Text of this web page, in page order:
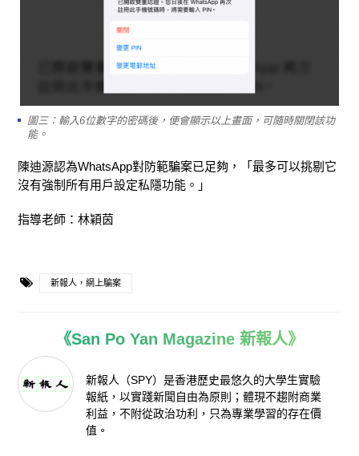
圖三：輸入6位數字的密碼後，便會顯示以上畫面，可隨時關閉該功
能。
陳迪源認為WhatsApp對防範騙案已足夠，「最多可以挑剔它
沒有強制所有用戶設定私隱功能。」
指導老師：林穎茵
新報人，網上騙案
《San Po Yan Magazine 新報人》
新報人（SPY）是香港歷史最悠久的大學生實驗
報紙，以實踐新聞自由為原則；體現不趨附商業
利益，不附從政治功利，只為專業學習的存在價
值。